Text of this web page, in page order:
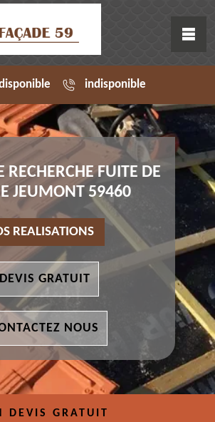
indisponible
RECHERCHE FUITE DE
JEUMONT 59460
REALISATIONS
GRATUIT
NOUS
DEVIS GRATUIT